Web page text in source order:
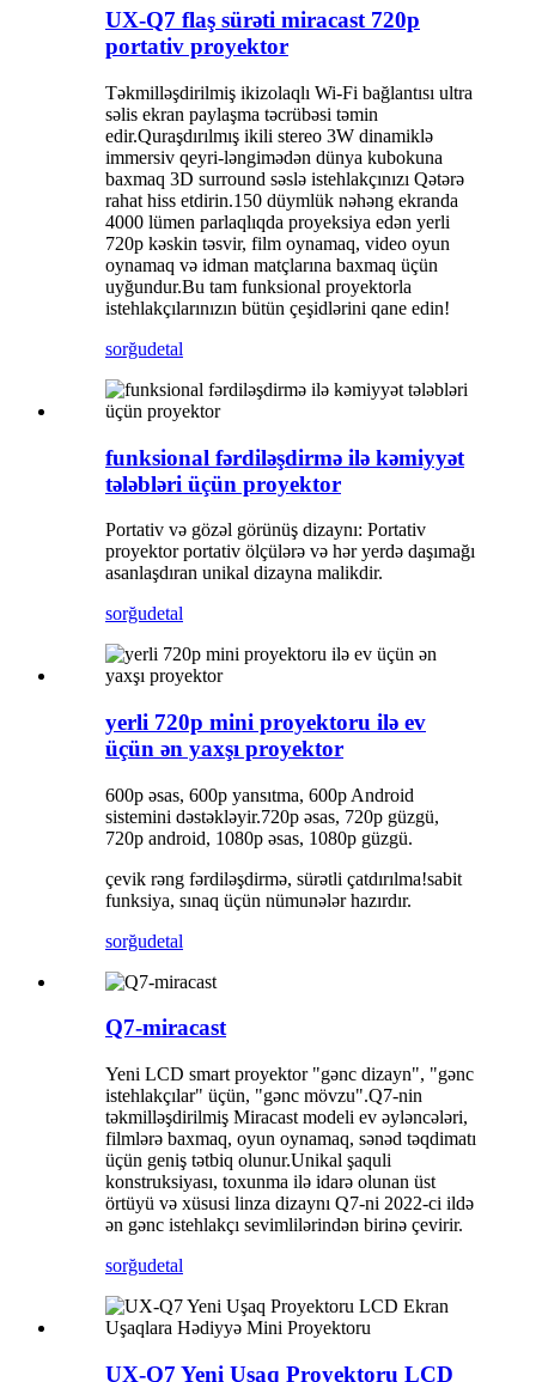
UX-Q7 flaş sürəti miracast 720p
portativ proyektor
Təkmilləşdirilmiş ikizolaqlı Wi-Fi bağlantısı ultra
səlis ekran paylaşma təcrübəsi təmin
edir.Quraşdırılmış ikili stereo 3W dinamiklə
immersiv qeyri-ləngimədən dünya kubokuna
baxmaq 3D surround səslə istehlakçınızı Qətərə
rahat hiss etdirin.150 düymlük nəhəng ekranda
4000 lümen parlaqlıqda proyeksiya edən yerli
720p kəskin təsvir, film oynamaq, video oyun
oynamaq və idman matçlarına baxmaq üçün
uyğundur.Bu tam funksional proyektorla
istehlakçılarınızın bütün çeşidlərini qane edin!
sorğudetal
funksional fərdiləşdirmə ilə kəmiyyət
tələbləri üçün proyektor
Portativ və gözəl görünüş dizaynı: Portativ
proyektor portativ ölçülərə və hər yerdə daşımağı
asanlaşdıran unikal dizayna malikdir.
sorğudetal
yerli 720p mini proyektoru ilə ev
üçün ən yaxşı proyektor
600p əsas, 600p yansıtma, 600p Android
sistemini dəstəkləyir.720p əsas, 720p güzgü,
720p android, 1080p əsas, 1080p güzgü.
çevik rəng fərdiləşdirmə, sürətli çatdırılma!sabit
funksiya, sınaq üçün nümunələr hazırdır.
sorğudetal
Q7-miracast
Yeni LCD smart proyektor "gənc dizayn", "gənc
istehlakçılar" üçün, "gənc mövzu".Q7-nin
təkmilləşdirilmiş Miracast modeli ev əyləncələri,
filmlərə baxmaq, oyun oynamaq, sənəd təqdimatı
üçün geniş tətbiq olunur.Unikal şaquli
konstruksiyası, toxunma ilə idarə olunan üst
örtüyü və xüsusi linza dizaynı Q7-ni 2022-ci ildə
ən gənc istehlakçı sevimlilərindən birinə çevirir.
sorğudetal
UX-Q7 Yeni Uşaq Proyektoru LCD